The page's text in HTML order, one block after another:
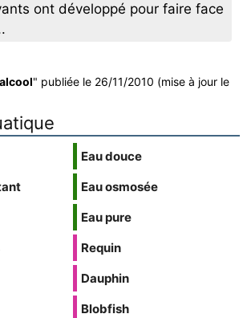
ont développé pour faire face
" publiée le 26/11/2010 (mise à jour le
Eau douce
Eau osmosée
Eau pure
Requin
Dauphin
Blobfish